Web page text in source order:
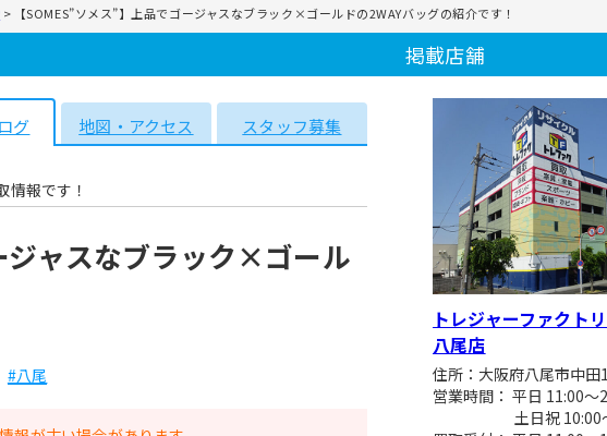
> 【SOMES”ソメス”】上品でゴージャスなブラック×ゴールドの2WAYバッグの紹介です！
グ 地図・アクセス スタッフ募集
報です！
ジャスなブラック×ゴール
#八尾
掲載店舗
トレジャーファクト
八尾店
住所：大阪府八尾市中
営業時間： 平日 11:00～
土日祝 10:00